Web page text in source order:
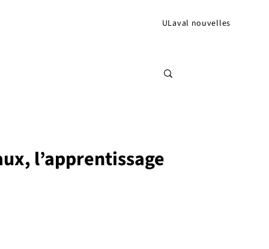
ULaval nouvelles
l’apprentissage